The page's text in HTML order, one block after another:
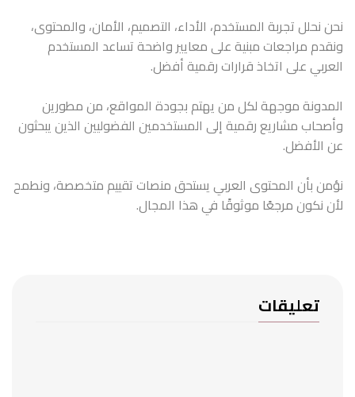
نحن نحلل تجربة المستخدم، الأداء، التصميم، الأمان، والمحتوى،
ونقدم مراجعات مبنية على معايير واضحة تساعد المستخدم
العربي على اتخاذ قرارات رقمية أفضل.
المدونة موجهة لكل من يهتم بجودة المواقع، من مطورين
وأصحاب مشاريع رقمية إلى المستخدمين الفضوليين الذين يبحثون
عن الأفضل.
نؤمن بأن المحتوى العربي يستحق منصات تقييم متخصصة، ونطمح
لأن نكون مرجعًا موثوقًا في هذا المجال.
تعليقات